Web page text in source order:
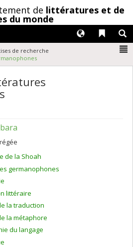
de littératures et de
du monde
Liens
Langues
de recherche
de la Shoah
germanophones
littéraire
la traduction
la métaphore
du langage